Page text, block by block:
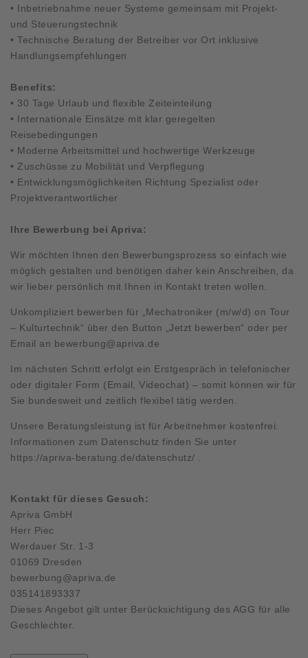
• Inbetriebnahme neuer Systeme gemeinsam mit Projekt-
und Steuerungstechnik
• Technische Beratung der Betreiber vor Ort inklusive
Handlungsempfehlungen
Benefits:
• 30 Tage Urlaub und flexible Zeiteinteilung
• Internationale Einsätze mit klar geregelten
Reisebedingungen
• Moderne Arbeitsmittel und hochwertige Werkzeuge
• Zuschüsse zu Mobilität und Verpflegung
• Entwicklungsmöglichkeiten Richtung Spezialist oder
Projektverantwortlicher
Ihre Bewerbung bei Apriva:
Wir möchten Ihnen den Bewerbungsprozess so einfach wie
möglich gestalten und benötigen daher kein Anschreiben, da
wir lieber persönlich mit Ihnen in Kontakt treten wollen.
Unkompliziert bewerben für „Mechatroniker (m/w/d) on Tour
– Kulturtechnik“ über den Button „Jetzt bewerben“ oder per
Email an bewerbung@apriva.de
Im nächsten Schritt erfolgt ein Erstgespräch in telefonischer
oder digitaler Form (Email, Videochat) – somit können wir für
Sie bundesweit und zeitlich flexibel tätig werden.
Unsere Beratungsleistung ist für Arbeitnehmer kostenfrei.
Informationen zum Datenschutz finden Sie unter
https://apriva-beratung.de/datenschutz/
Kontakt für dieses Gesuch:
Apriva GmbH
Herr Piec
Werdauer Str. 1-3
01069 Dresden
bewerbung@apriva.de
035141893337
Dieses Angebot gilt unter Berücksichtigung des AGG für alle
Geschlechter.